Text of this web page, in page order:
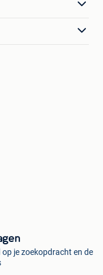
je zoekopdracht en de